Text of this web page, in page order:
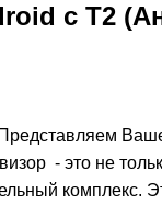
с Т2
Представляем
- это не
комплекс.